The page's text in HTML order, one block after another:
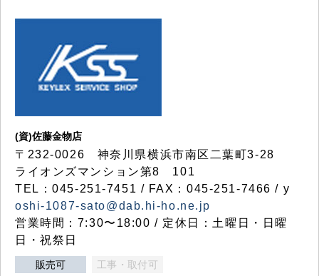
(資)佐藤金物店
〒232-0026 神奈川県横浜市南区二葉町3-28
ライオンズマンション第8 101
TEL：045-251-7451 / FAX：045-251-7466 / y
oshi-1087-sato@dab.hi-ho.ne.jp
営業時間：7:30〜18:00 / 定休日：土曜日・日曜
日・祝祭日
販売可 工事・取付可